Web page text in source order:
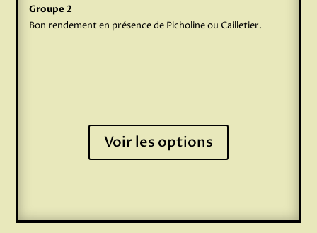
Groupe 2
Bon rendement en présence de Picholine ou Cailletier.
Voir les options